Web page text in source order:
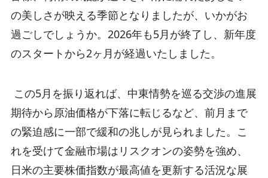
の美しさが映える季節となりましたが、いかがお
過ごしでしょうか。2026年も5月が終了し、新年度
のスタートから2ヶ月が経過いたしました。
この5月を振り返れば、中東情勢を巡る交渉の進展
期待から原油価格が下落に転じるなど、前月まで
の緊迫感に一部で緩和の兆しが見られました。こ
れを受けて金融市場はリスクオンの姿勢を強め、
日米の主要株価指数が最高値を更新する活況な展